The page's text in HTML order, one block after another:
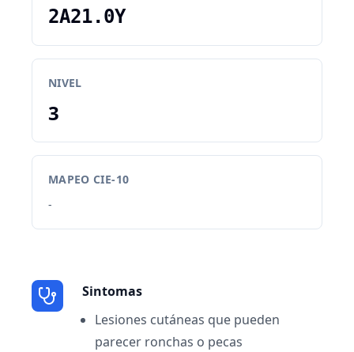
2A21.0Y
NIVEL
3
MAPEO CIE-10
-
Sintomas
Lesiones cutáneas que pueden
parecer ronchas o pecas